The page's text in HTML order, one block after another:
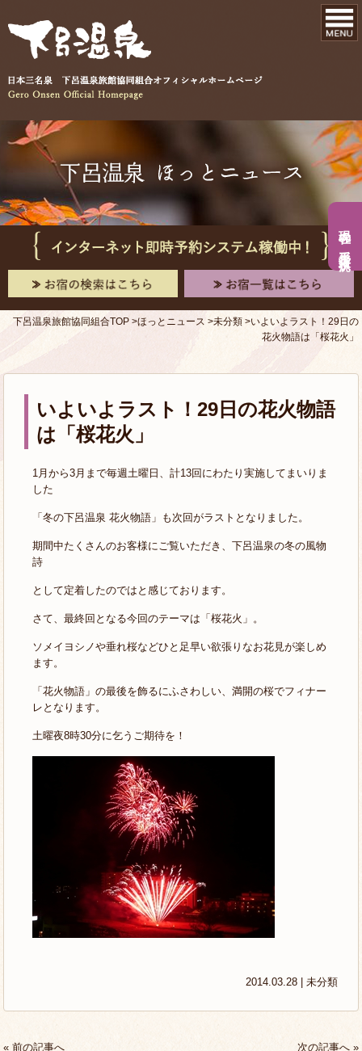
現在の手形入浴状況
下呂温泉旅館協同組合TOP ほっとニュース 未分類
いよいよラスト！29日の
花火物語は「桜花火」
いよいよラスト！29日の花火物語
は「桜花火」
1月から3月まで毎週土曜日、計13回にわたり実施してまいりま
した
「冬の下呂温泉 花火物語」も次回がラストとなりました。
期間中たくさんのお客様にご覧いただき、下呂温泉の冬の風物
詩
として定着したのではと感じております。
さて、最終回となる今回のテーマは「桜花火」。
ソメイヨシノや垂れ桜などひと足早い欲張りなお花見が楽しめ
ます。
「花火物語」の最後を飾るにふさわしい、満開の桜でフィナー
レとなります。
土曜夜8時30分に乞うご期待を！
2014.03.28 | 未分類
« 前の記事へ 次の記事へ »